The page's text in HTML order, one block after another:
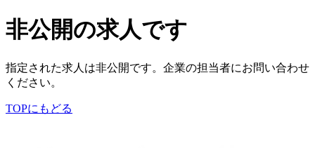
非公開の求人です
指定された求人は非公開です。企業の担当者にお問い合わせ
ください。
TOPにもどる